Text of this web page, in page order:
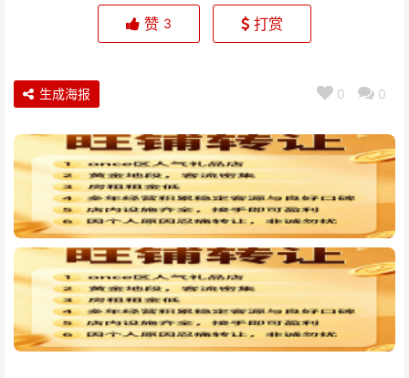
赞 3 打赏
0 0
生成海报